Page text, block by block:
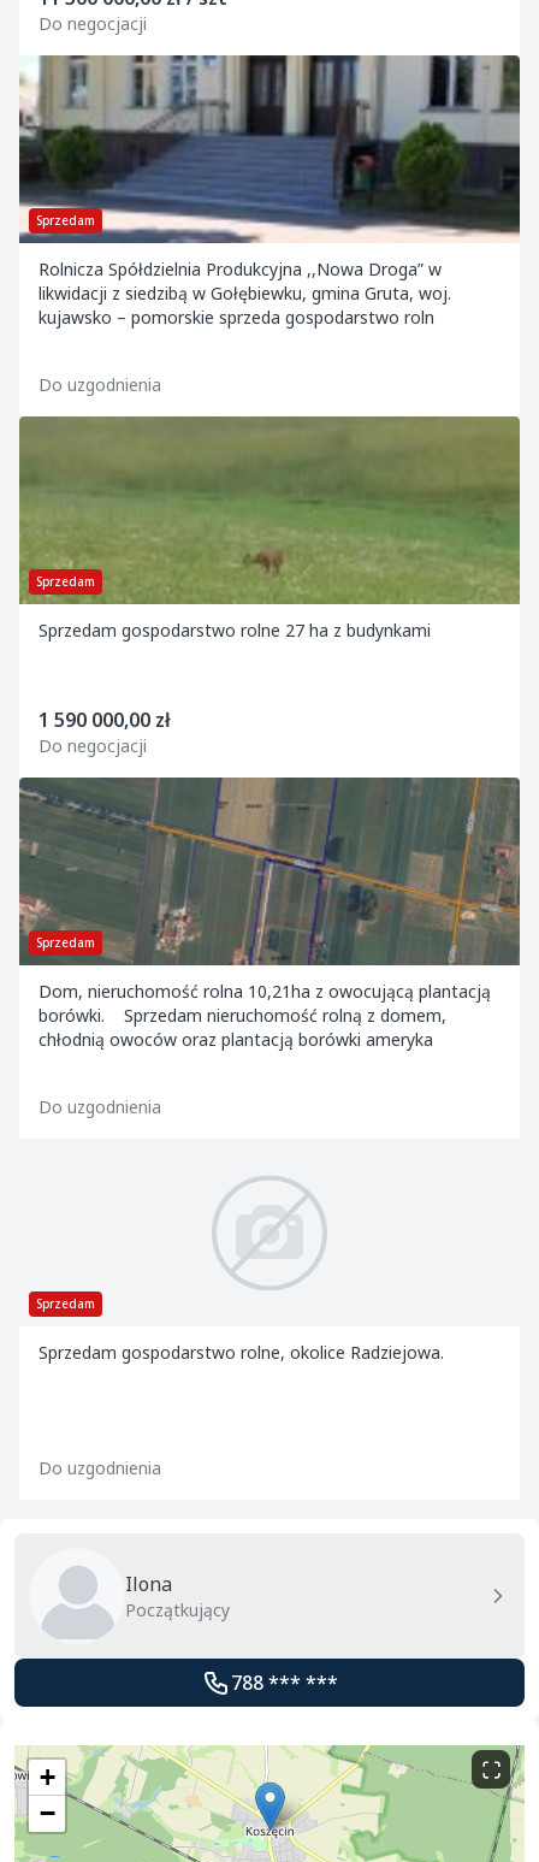
Do negocjacji
Sprzedam
Rolnicza Spółdzielnia Produkcyjna ,,Nowa Droga” w
likwidacji z siedzibą w Gołębiewku, gmina Gruta, woj.
kujawsko – pomorskie sprzeda gospodarstwo roln
Do uzgodnienia
Sprzedam
Sprzedam gospodarstwo rolne 27 ha z budynkami
1 590 000,00 zł
Do negocjacji
Sprzedam
Dom, nieruchomość rolna 10,21ha z owocującą plantacją
borówki. Sprzedam nieruchomość rolną z domem,
chłodnią owoców oraz plantacją borówki ameryka
Do uzgodnienia
Sprzedam
Sprzedam gospodarstwo rolne, okolice Radziejowa.
Do uzgodnienia
Ilona
Początkujący
788 *** ***
+
−